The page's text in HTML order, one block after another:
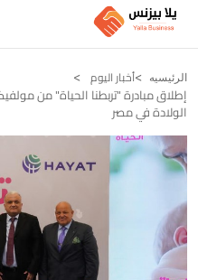
الرئيسيه أخبار اليوم
إطلاق مبادرة "تربطنا الحياة" من
الولادة في مصر